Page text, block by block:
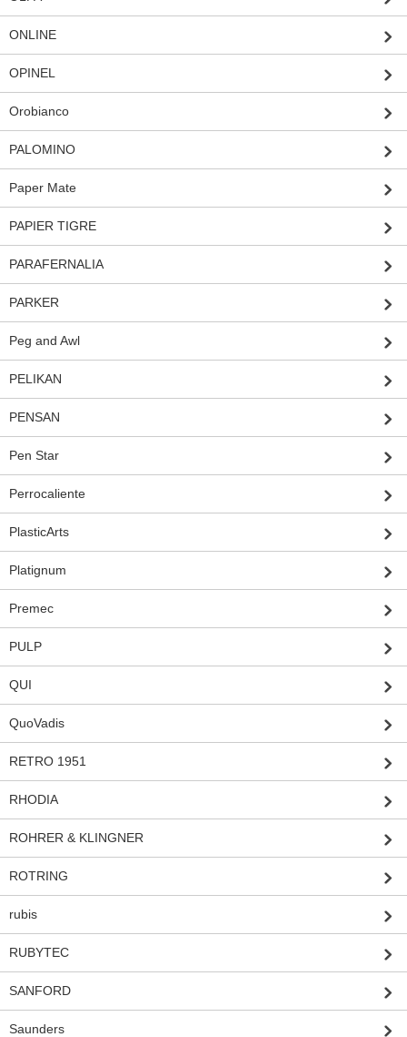
ONLINE
OPINEL
Orobianco
PALOMINO
Paper Mate
PAPIER TIGRE
PARAFERNALIA
PARKER
Peg and Awl
PELIKAN
PENSAN
Pen Star
Perrocaliente
PlasticArts
Platignum
Premec
PULP
QUI
QuoVadis
RETRO 1951
RHODIA
ROHRER & KLINGNER
ROTRING
rubis
RUBYTEC
SANFORD
Saunders